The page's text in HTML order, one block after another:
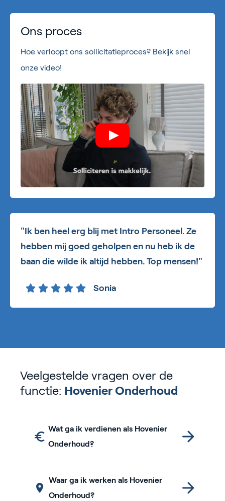
Ons proces
Hoe verloopt ons sollicitatieproces? Bekijk snel
onze video!
"Ik ben heel erg blij met Intro Personeel. Ze
hebben mij goed geholpen en nu heb ik de
baan die wilde ik altijd hebben. Top mensen!"
Sonia
Veelgestelde vragen over de
functie: Hovenier Onderhoud
Wat ga ik verdienen als Hovenier
Onderhoud?
Waar ga ik werken als Hovenier
Onderhoud?